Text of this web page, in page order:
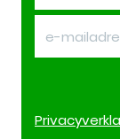
Privacy